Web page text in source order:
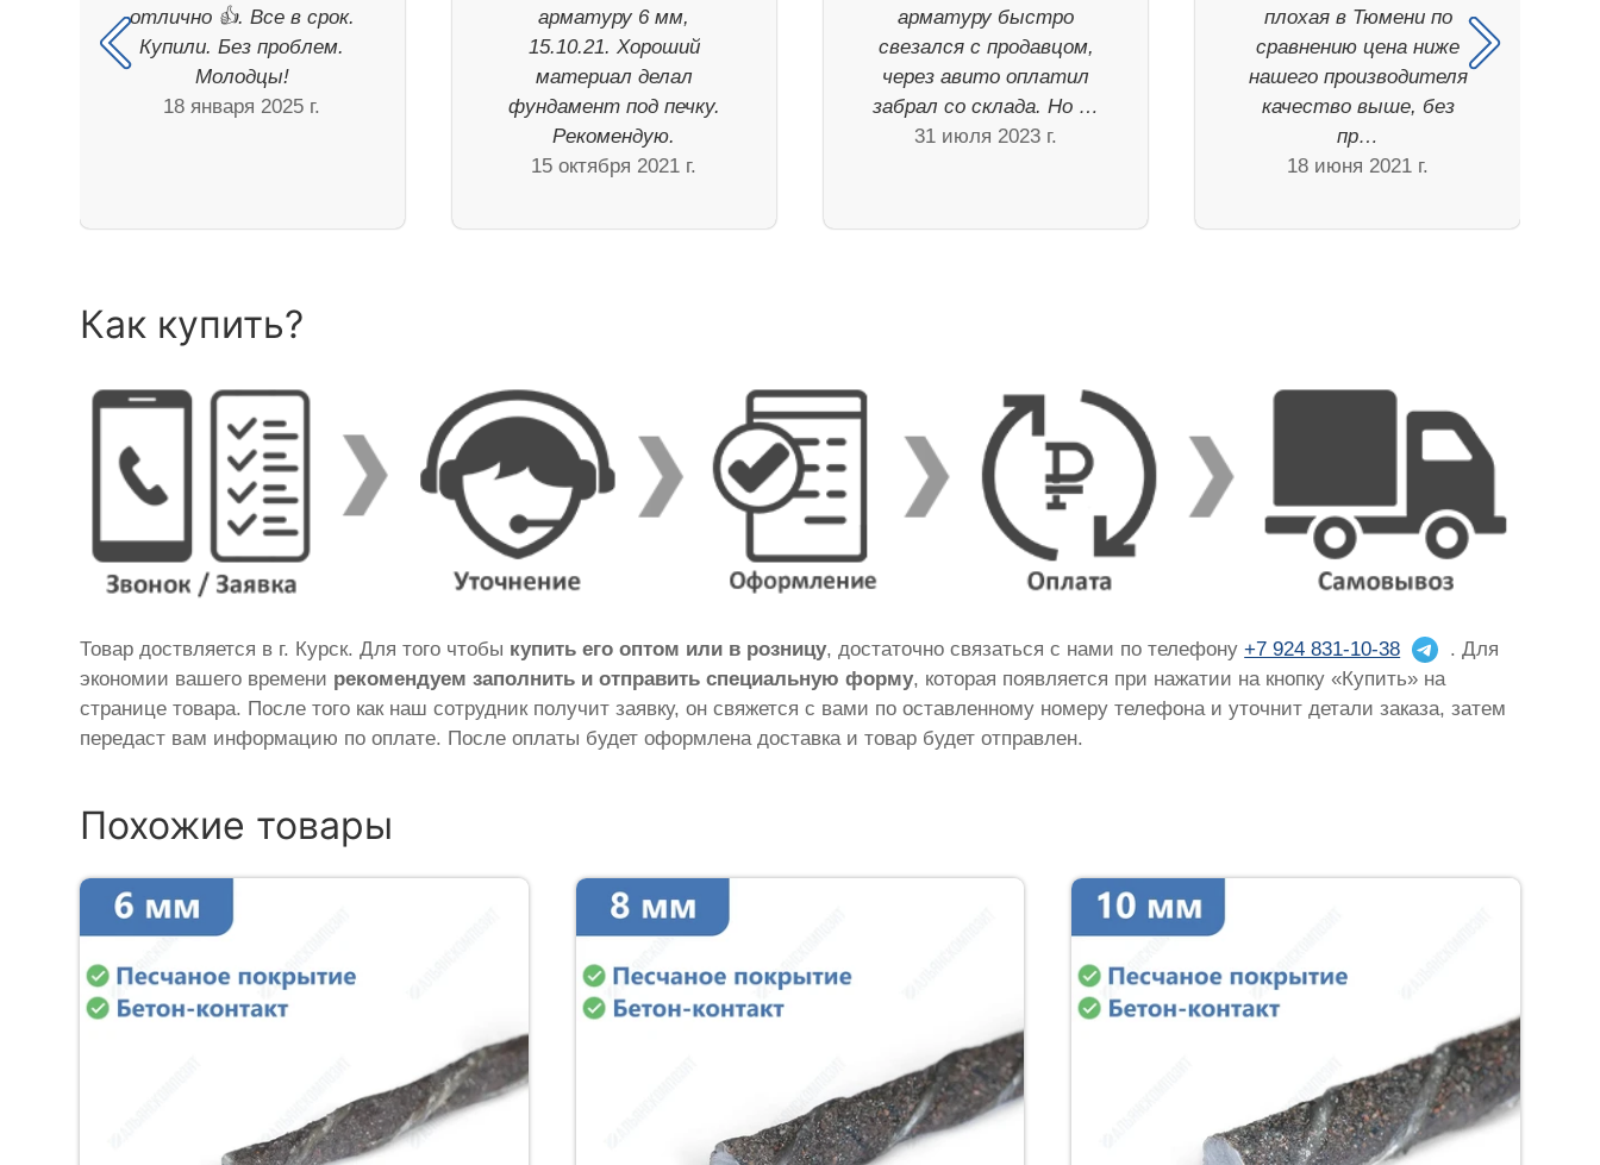
отлично 👍. Все в срок.
Купили. Без проблем.
Молодцы!
18 января 2025 г.
арматуру 6 мм,
15.10.21. Хороший
материал делал
фундамент под печку.
Рекомендую.
15 октября 2021 г.
арматуру быстро
свезался с продавцом,
через авито оплатил
забрал со склада. Но …
31 июля 2023 г.
плохая в Тюмени по
сравнению цена ниже
нашего производителя
качество выше, без
пр…
18 июня 2021 г.
Как купить?
Товар доствляется в г. Курск. Для того чтобы купить его оптом или в розницу, достаточно связаться с нами по телефону+7 924 831-10-38
. Для
экономии вашего времени рекомендуем заполнить и отправить специальную форму, которая появляется при нажатии на кнопку «Купить» на
странице товара. После того как наш сотрудник получит заявку, он свяжется с вами по оставленному номеру телефона и уточнит детали заказа, затем
передаст вам информацию по оплате. После оплаты будет оформлена доставка и товар будет отправлен.
Похожие товары